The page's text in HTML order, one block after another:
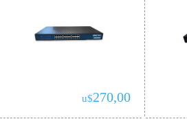
u$270,00